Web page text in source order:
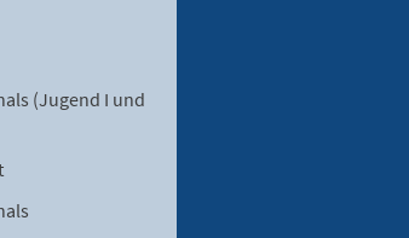
(Jugend I und